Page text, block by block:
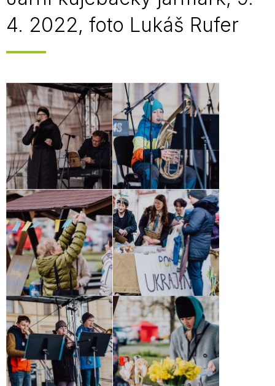
4. 2022, foto Lukáš Rufer